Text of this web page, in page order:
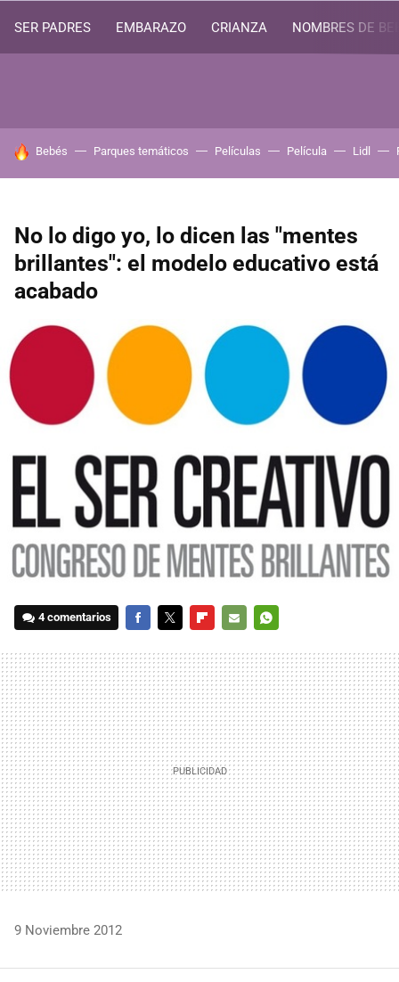
SER PADRES EMBARAZO CRIANZA NOMBRES DE
HOY SE HABLA DE
Bebés Parques temáticos Películas Película Lidl
No lo digo yo, lo dicen las "mentes
brillantes": el modelo educativo está
acabado
4 comentarios
MAIL
9 Noviembre 2012